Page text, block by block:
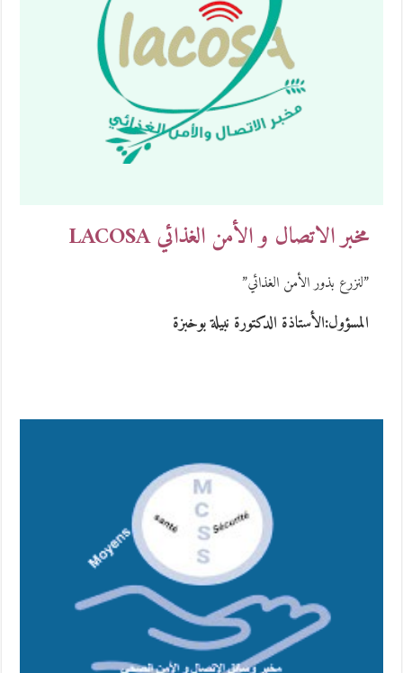
مخبر الاتصال و الأمن الغذائي LACOSA
”لنزرع بذور الأمن الغذائي”
المسؤول:الأستاذة الدكتورة نبيلة بوخبزة